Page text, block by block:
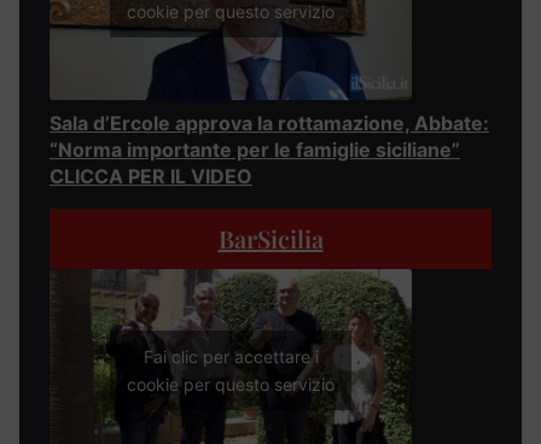
cookie per questo servizio
Sala d’Ercole approva la rottamazione, Abbate:
“Norma importante per le famiglie siciliane”
CLICCA PER IL VIDEO
BarSicilia
Fai clic per accettare i
cookie per questo servizio